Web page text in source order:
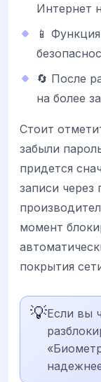
Интернет
📱
🔄 После
на более
Стоит
забыли
придется
записи через
момент
покрытия
💡Если вы